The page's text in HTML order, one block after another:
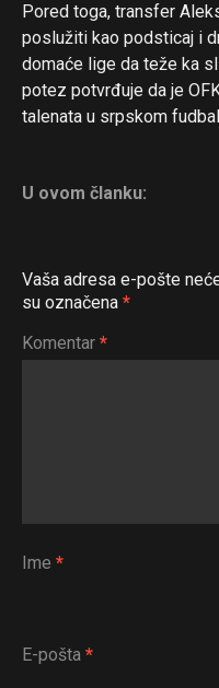
Pored toga, transfer
poslužiti kao podsticaj i
domaće lige da teže ka
potez potvrđuje da je
talenata u srpskom
U ovom članku:
Vaša adresa e-pošte
su označena *
Komentar *
Ime *
E-pošta *